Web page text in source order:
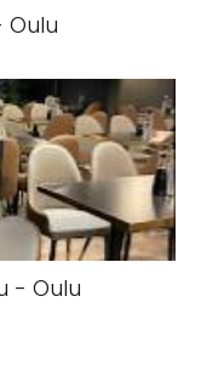
Oulu
- Oulu